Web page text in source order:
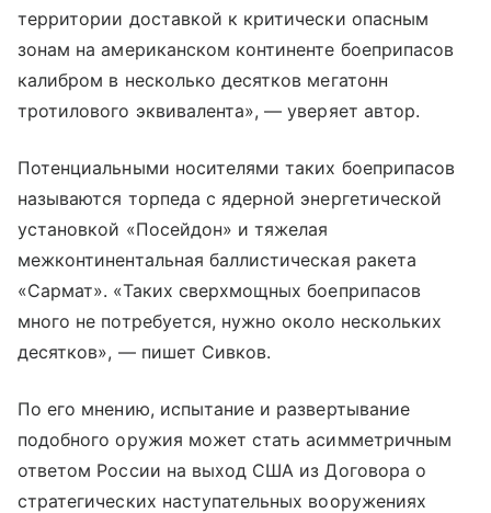
территории доставкой к критически опасным
зонам на американском континенте боеприпасов
калибром в несколько десятков мегатонн
тротилового эквивалента», — уверяет автор.
Потенциальными носителями таких боеприпасов
называются торпеда с ядерной энергетической
установкой «Посейдон» и тяжелая
межконтинентальная баллистическая ракета
«Сармат». «Таких сверхмощных боеприпасов
много не потребуется, нужно около нескольких
десятков», — пишет Сивков.
По его мнению, испытание и развертывание
подобного оружия может стать асимметричным
ответом России на выход США из Договора о
стратегических наступательных вооружениях